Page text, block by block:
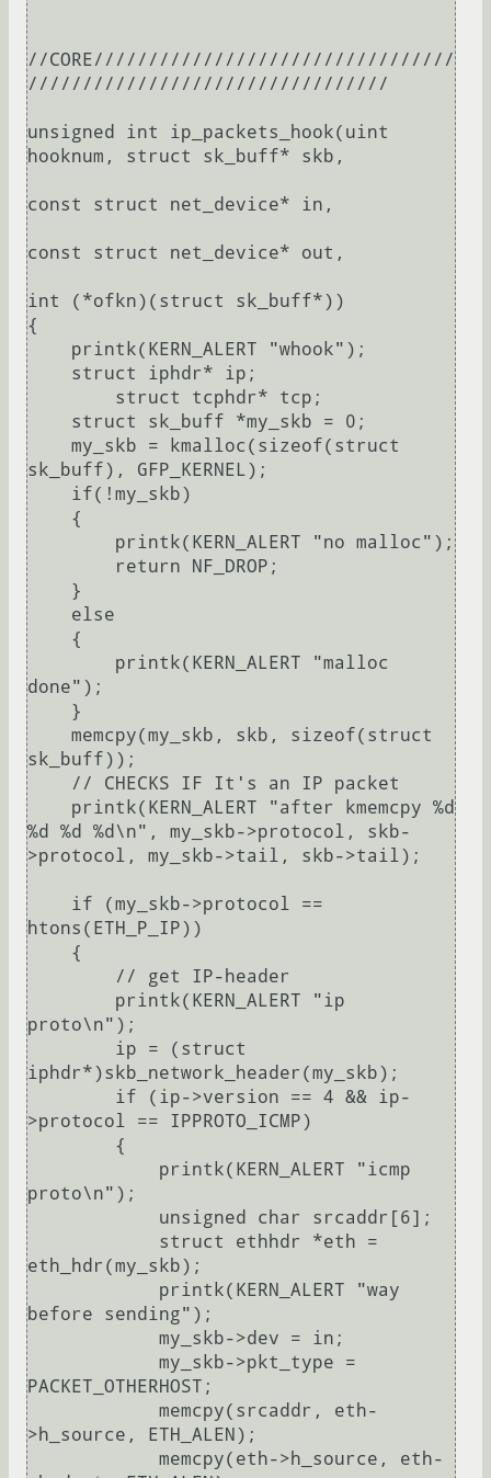
//CORE/////////////////////////////////
/////////////////////////////////
unsigned int ip_packets_hook(uint
hooknum, struct sk_buff* skb,
const struct net_device* in,
const struct net_device* out,
int (*ofkn)(struct sk_buff*))
{
sk_buff), GFP_KERNEL);
done");
sk_buff));
%d %d %d\n", my_skb->protocol, skb-
>protocol, my_skb->tail, skb->tail);
htons(ETH_P_IP))
proto\n");
iphdr*)skb_network_header(my_skb);
>protocol == IPPROTO_ICMP)
proto\n");
eth_hdr(my_skb);
before sending");
PACKET_OTHERHOST;
>h_source, ETH_ALEN);